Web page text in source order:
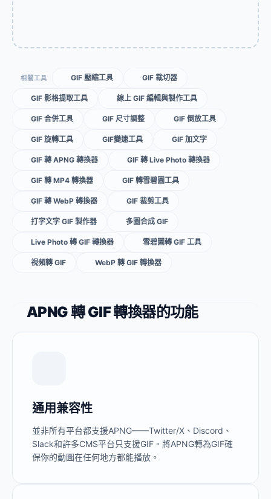
相關工具 GIF 壓縮工具 GIF 裁切器
GIF 影格提取工具 線上 GIF 編輯與製作工具
GIF 合併工具 GIF 尺寸調整 GIF 倒放工具
GIF 旋轉工具 GIF變速工具 GIF 加文字
GIF 轉 APNG 轉換器 GIF 轉 Live Photo 轉換器
GIF 轉 MP4 轉換器 GIF 轉雪碧圖工具
GIF 轉 WebP 轉換器 GIF 裁剪工具
打字文字 GIF 製作器 多圖合成 GIF
Live Photo 轉 GIF 轉換器 雪碧圖轉 GIF 工具
視頻轉 GIF WebP 轉 GIF 轉換器
APNG 轉 GIF 轉換器的功能
通用兼容性
並非所有平台都支援APNG——Twitter/X、Discord、
Slack和許多CMS平台只支援GIF。將APNG轉為GIF確
保你的動圖在任何地方都能播放。